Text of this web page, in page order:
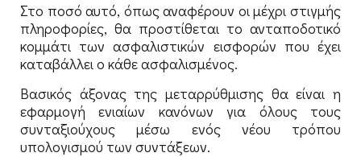
Στο ποσό αυτό, όπως αναφέρουν οι μέχρι στιγμής
πληροφορίες, θα προστίθεται το ανταποδοτικό
κομμάτι των ασφαλιστικών εισφορών που έχει
καταβάλλει ο κάθε ασφαλισμένος.
Βασικός άξονας της μεταρρύθμισης θα είναι η
εφαρμογή ενιαίων κανόνων για όλους τους
συνταξιούχους μέσω ενός νέου τρόπου
υπολογισμού των συντάξεων.